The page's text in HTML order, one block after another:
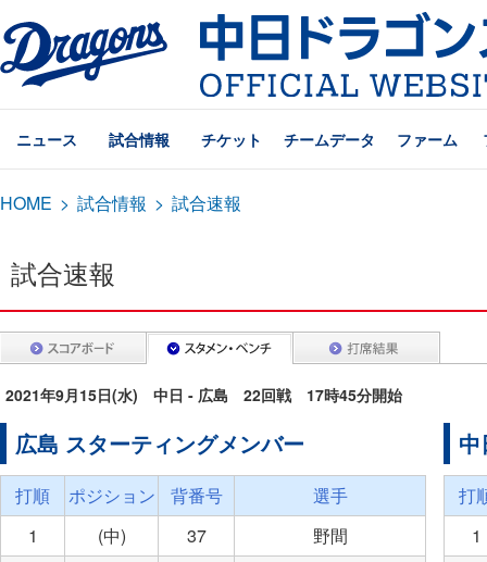
ニュース 試合情報 チケット チームデータ ファーム
HOME > 試合情報 > 試合速報
試合速報
2021年9月15日(水) 中日 - 広島 22回戦 17時45分開始
広島 スターティングメンバー
打順 ポジション 背番号
選手
1
(中) 37
野間
打
1